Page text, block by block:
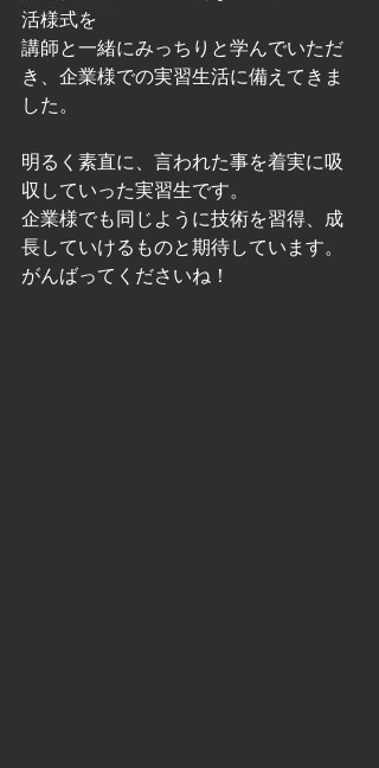
プレリリース
活様式を
講師と一緒にみっちりと学んでいただ
き、企業様での実習生活に備えてきま
した。
明るく素直に、言われた事を着実に吸
収していった実習生です。
企業様でも同じように技術を習得、成
長していけるものと期待しています。
がんばってくださいね！